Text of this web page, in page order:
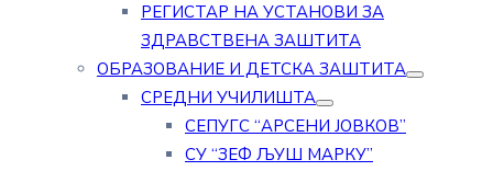
РЕГИСТАР НА УСТАНОВИ ЗА
ЗДРАВСТВЕНА ЗАШТИТА
ОБРАЗОВАНИЕ И ДЕТСКА ЗАШТИТА
СРЕДНИ УЧИЛИШТА
СЕПУГС “АРСЕНИ ЈОВКОВ”
СУ “ЗЕФ ЉУШ МАРКУ”